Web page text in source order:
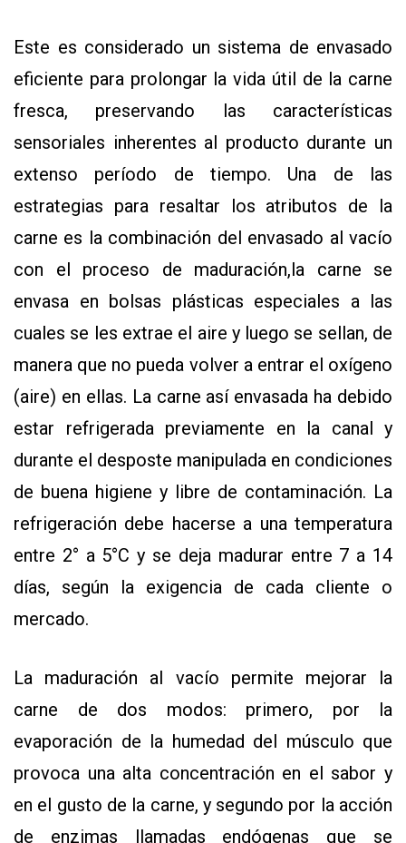
Este es considerado un sistema de envasado
eficiente para prolongar la vida útil de la carne
fresca, preservando las características
sensoriales inherentes al producto durante un
extenso período de tiempo. Una de las
estrategias para resaltar los atributos de la
carne es la combinación del envasado al vacío
con el proceso de maduración,la carne se
envasa en bolsas plásticas especiales a las
cuales se les extrae el aire y luego se sellan, de
manera que no pueda volver a entrar el oxígeno
(aire) en ellas. La carne así envasada ha debido
estar refrigerada previamente en la canal y
durante el desposte manipulada en condiciones
de buena higiene y libre de contaminación. La
refrigeración debe hacerse a una temperatura
entre 2° a 5°C y se deja madurar entre 7 a 14
días, según la exigencia de cada cliente o
mercado.
La maduración al vacío permite mejorar la
carne de dos modos: primero, por la
evaporación de la humedad del músculo que
provoca una alta concentración en el sabor y
en el gusto de la carne, y segundo por la acción
de enzimas llamadas endógenas que se